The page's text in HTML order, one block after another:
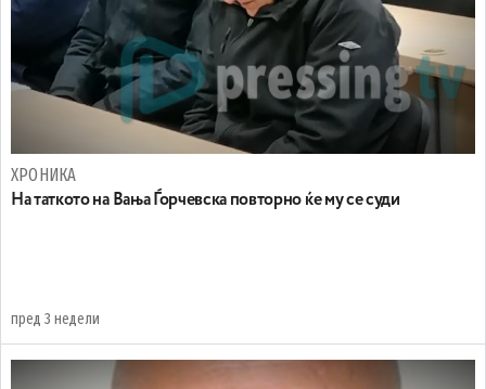
ХРОНИКА
На таткото на Вања Ѓорчевска повторно ќе му се суди
пред 3 недели